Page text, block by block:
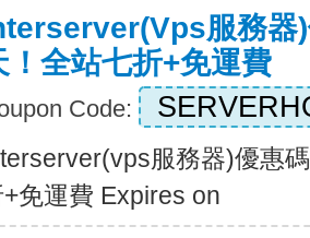
服務器
！全站七折+免運費
Code:
服務器)優惠
免運費 Expires on